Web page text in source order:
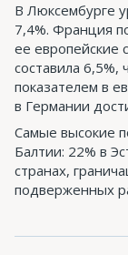
В Люксембурге
7,4%. Франция
ее европейские
составила 6,5%,
показателем в
в Германии
Самые высокие
Балтии: 22% в
странах,
подверженных